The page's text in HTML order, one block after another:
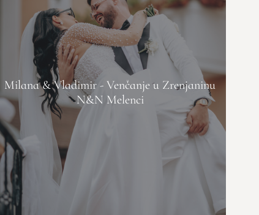
Milana & Vladimir - Venčanje u Zrenjaninu
N&N Melenci